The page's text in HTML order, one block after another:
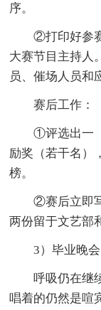
序。
②打印好参赛
大赛节目主持人
员、催场人员和
赛后工作：
①评选出一（1
励奖（若干名）
榜。
②赛后立即写
两份留于文艺部
3）毕业晚会
呼吸仍在继续
唱着的仍然是喧